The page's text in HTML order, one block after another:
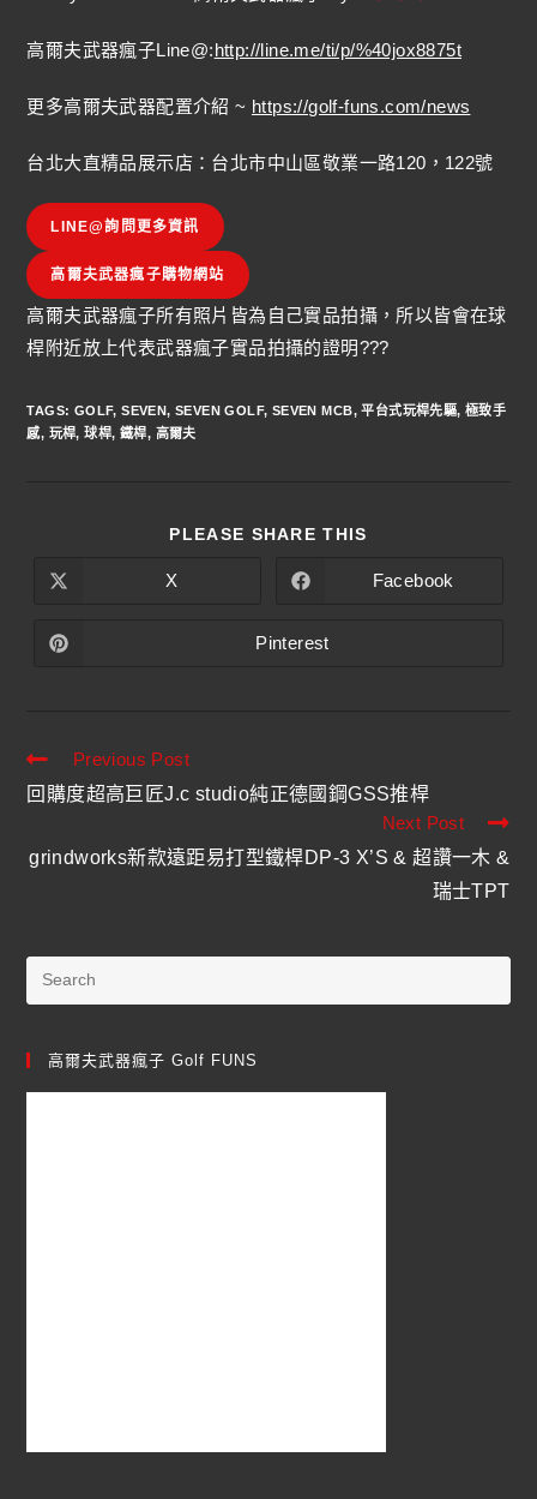
高爾夫武器瘋子Line@:http://line.me/ti/p/%40jox8875t
更多高爾夫武器配置介紹 ~ https://golf-funs.com/news
台北大直精品展示店：台北市中山區敬業一路120，122號
LINE@詢問更多資訊
高爾夫武器瘋子購物網站
高爾夫武器瘋子所有照片皆為自己實品拍攝，所以皆會在球
桿附近放上代表武器瘋子實品拍攝的證明???
TAGS: GOLF, SEVEN, SEVEN GOLF, SEVEN MCB, 平台式玩桿先驅, 極致手
感, 玩桿, 球桿, 鐵桿, 高爾夫
PLEASE SHARE THIS
X Facebook
Pinterest
Previous Post
回購度超高巨匠J.c studio純正德國鋼GSS推桿
Next Post
grindworks新款遠距易打型鐵桿DP-3 X’S & 超讚一木 &
瑞士TPT
高爾夫武器瘋子 Golf FUNS